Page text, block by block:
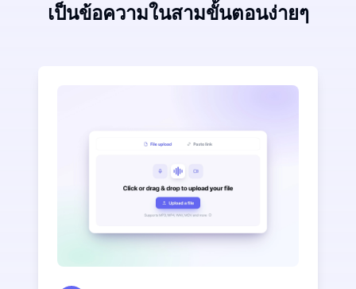
เป็นข้อความในสามขั้นตอนง่ายๆ